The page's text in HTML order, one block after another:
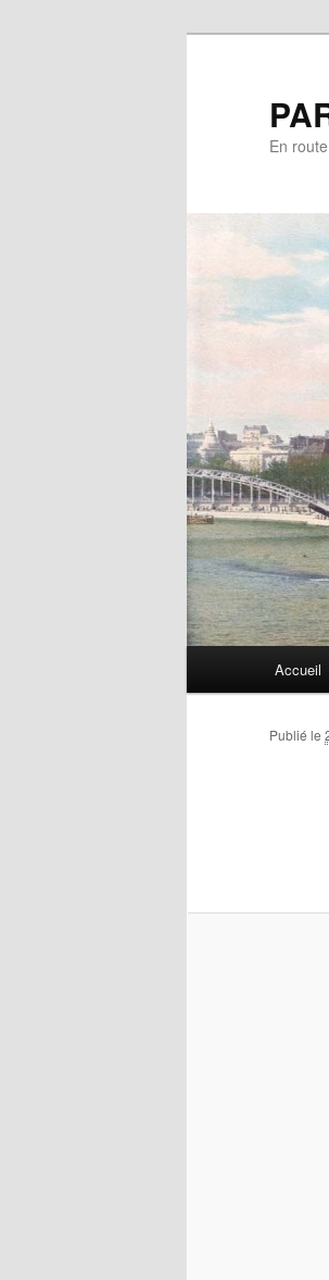
En
Accueil
Publié le